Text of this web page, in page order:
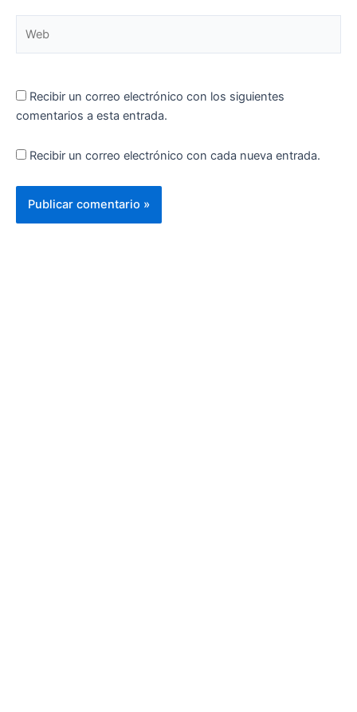
Recibir un correo electrónico con los siguientes
comentarios a esta entrada.
Recibir un correo electrónico con cada nueva entrada.